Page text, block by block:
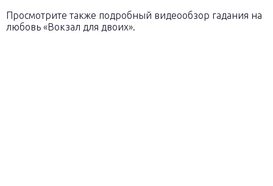
Просмотрите также подробный видеообзор гадания на
любовь «Вокзал для двоих».